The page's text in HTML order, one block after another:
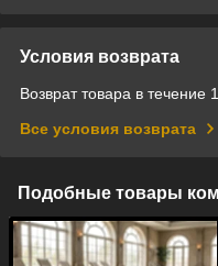
Условия возврата
Возврат товара в течение
Все условия возврата
Подобные товары